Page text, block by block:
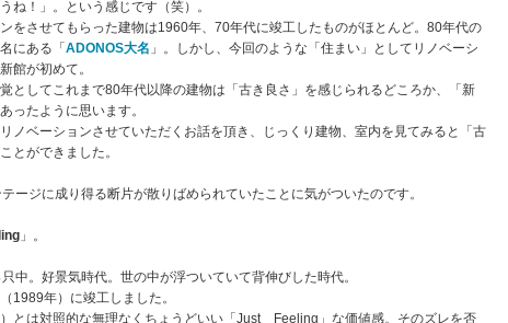
ね！」。という感じです（笑）。
をさせてもらった建物は1960年、70年代に竣工したものがほとんど。80年代の
にある「ADONOS大名 」。しかし、今回のような「住まい」としてリノベーシ
館が初めて。
としてこれまで80年代以降の建物は「古き良さ」を感じられるどころか、「新
ったように思います。
ノベーションさせていただくお話を頂き、じっくり建物、室内を見てみると「古
とができました。
ージに成り得る断片が散りばめられていたことに気がついたのです。
」。
中。好景気時代。世の中が浮ついていて背伸びした時代。
1989年）に竣工しました。
とは対照的な無理なくちょうどいい「Just Feeling」な価値感。そのズレを否